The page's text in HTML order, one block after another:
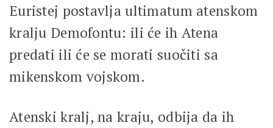
Euristej postavlja ultimatum atenskom
kralju Demofontu: ili će ih Atena
predati ili će se morati suočiti sa
mikenskom vojskom.
Atenski kralj, na kraju, odbija da ih